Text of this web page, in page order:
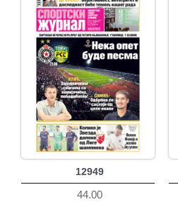
12949
44.00